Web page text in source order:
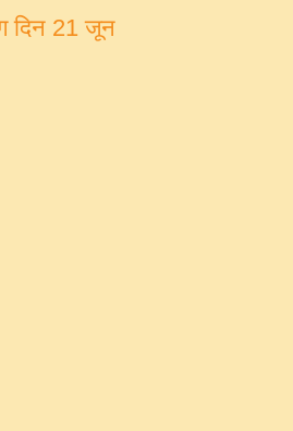
दिन 21 जून